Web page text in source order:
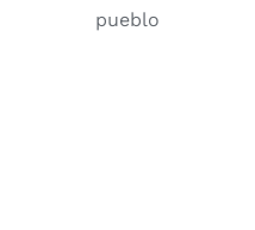
pueblo